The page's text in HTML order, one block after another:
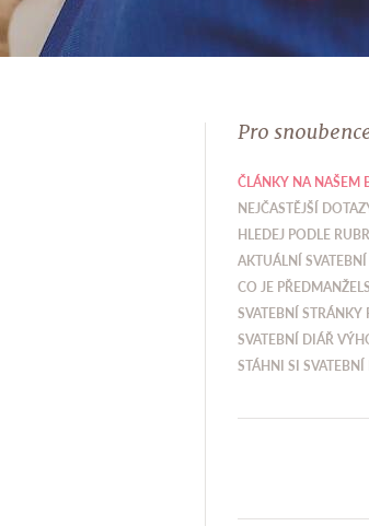
Pro
ČLÁNKY NA NAŠEM
NEJČASTĚJŠÍ
HLEDEJ PODLE
AKTUÁLNÍ
CO JE
SVATEBNÍ STRÁNKY
SVATEBNÍ DIÁŘ
STÁHNI SI